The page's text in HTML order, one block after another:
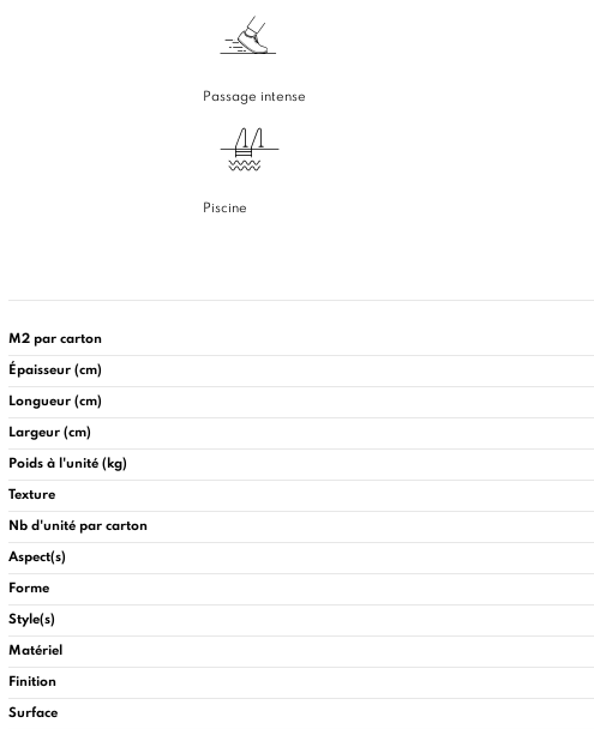
Passage intense
Piscine
M2 par carton
Épaisseur (cm)
Longueur (cm)
Largeur (cm)
Poids à l'unité (kg)
Texture
Nb d'unité par carton
Aspect(s)
Forme
Style(s)
Matériel
Finition
Surface